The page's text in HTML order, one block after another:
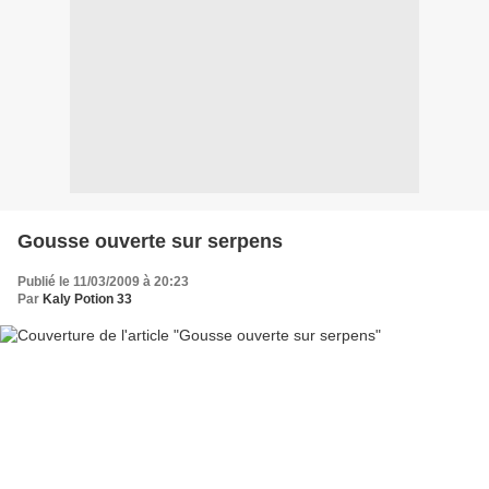
Gousse ouverte sur serpens
Publié le 11/03/2009 à 20:23
Par Kaly Potion 33